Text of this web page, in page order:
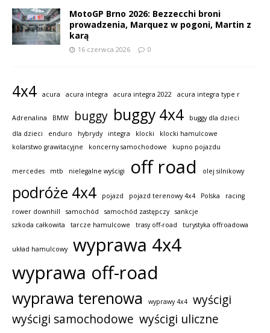
MotoGP Brno 2026: Bezzecchi broni
prowadzenia, Marquez w pogoni, Martin z
karą
16 czerwca 2026 0
4x4 acura acura integra acura integra 2022 acura integra type r
Adrenalina BMW buggy buggy 4x4
buggy dla dzieci
dla dzieci
enduro hybrydy integra klocki
klocki hamulcowe
kolarstwo grawitacyjne
koncerny samochodowe kupno pojazdu
mercedes mtb nielegalne wyścigi off road olej silnikowy
podróże 4x4 pojazd pojazd terenowy 4x4 Polska
racing
rower downhill
samochód samochód zastępczy
sankcje
szkoda całkowita
tarcze hamulcowe trasy off-road turystyka offroadowa
układ hamulcowy
wyprawa 4x4
wyprawa off-road
wyprawa terenowa wyprawy 4x4
wyścigi
wyścigi samochodowe wyścigi uliczne